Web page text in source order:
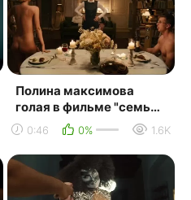
Полина максимова
голая в фильме "семь
ужинов" (2019, кирилл
плетнёв) hd 1080p
0:46 0% 1.6K